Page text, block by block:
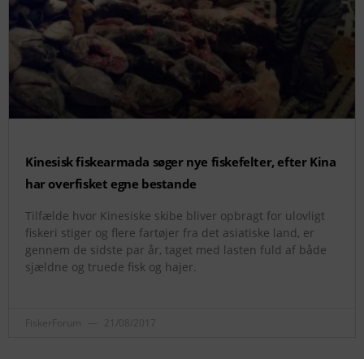
Kinesisk fiskearmada søger nye fiskefelter, efter Kina
har overfisket egne bestande
Tilfælde hvor Kinesiske skibe bliver opbragt for ulovligt
fiskeri stiger og flere fartøjer fra det asiatiske land, er
gennem de sidste par år, taget med lasten fuld af både
sjældne og truede fisk og hajer.
FiskerForum 21/08/2017